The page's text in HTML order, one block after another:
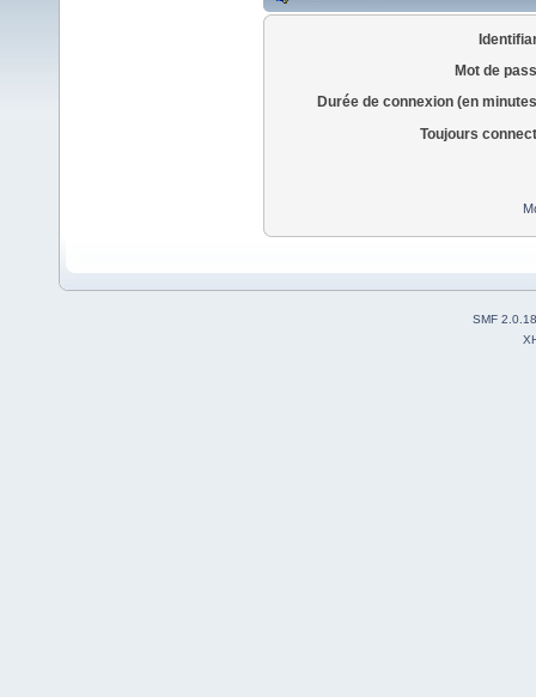
Mot de
Durée de connexion (en
Toujours
SMF 2.0.18